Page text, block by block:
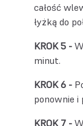
całość
łyżką do
minut.
ponownie i